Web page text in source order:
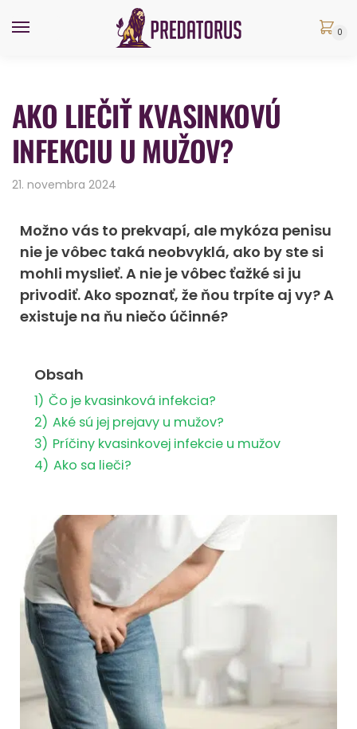
0
AKO LIEČIŤ KVASINKOVÚ
INFEKCIU U MUŽOV?
21. novembra 2024
Možno vás to prekvapí, ale mykóza penisu
nie je vôbec taká neobvyklá, ako by ste si
mohli myslieť. A nie je vôbec ťažké si ju
privodiť. Ako spoznať, že ňou trpíte aj vy? A
existuje na ňu niečo účinné?
Obsah
1) Čo je kvasinková infekcia?
2) Aké sú jej prejavy u mužov?
3) Príčiny kvasinkovej infekcie u mužov
4) Ako sa lieči?